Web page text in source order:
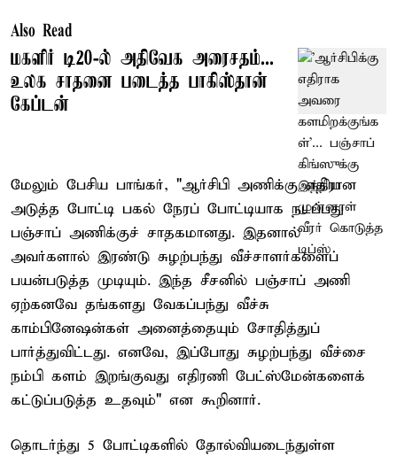
Also Read
மகளிர் டி20-ல் அதிவேக அரைசதம்...
உலக சாதனை படைத்த பாகிஸ்தான்
கேப்டன்
மேலும் பேசிய பாங்கர், "ஆர்சிபி அணிக்கு எதிரான
அடுத்த போட்டி பகல் நேரப் போட்டியாக நடப்பது
பஞ்சாப் அணிக்குச் சாதகமானது. இதனால்
அவர்களால் இரண்டு சுழற்பந்து வீச்சாளர்களைப்
பயன்படுத்த முடியும். இந்த சீசனில் பஞ்சாப் அணி
ஏற்கனவே தங்களது வேகப்பந்து வீச்சு
காம்பினேஷன்கள் அனைத்தையும் சோதித்துப்
பார்த்துவிட்டது. எனவே, இப்போது சுழற்பந்து வீச்சை
நம்பி களம் இறங்குவது எதிரணி பேட்ஸ்மேன்களைக்
கட்டுப்படுத்த உதவும்" என கூறினார்.
தொடர்ந்து 5 போட்டிகளில் தோல்வியடைந்துள்ள